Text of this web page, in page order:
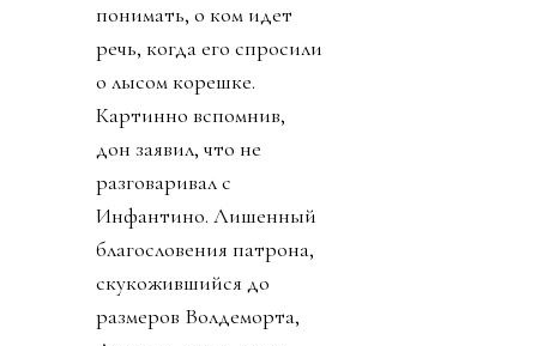
понимать, о ком идет
речь, когда его спросили
о лысом корешке.
Картинно вспомнив,
дон заявил, что не
разговаривал с
Инфантино. Лишенный
благословения патрона,
скукожившийся до
размеров Волдеморта,